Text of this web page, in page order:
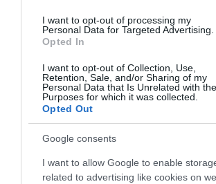
I want to opt-out of processing my
Personal Data for Targeted Advertising.
Opted In
I want to opt-out of Collection, Use,
Retention, Sale, and/or Sharing of my
Personal Data that Is Unrelated with the
Purposes for which it was collected.
Opted Out
Google consents
I want to allow Google to enable
related to advertising like cookies on
Ψηφοφορία:4.2. Από 299 ψήφους.